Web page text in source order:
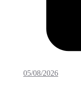
05/08/2026